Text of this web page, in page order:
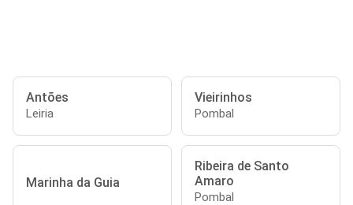
Antões
Leiria
Vieirinhos
Pombal
Marinha da Guia
Ribeira de Santo
Amaro
Pombal